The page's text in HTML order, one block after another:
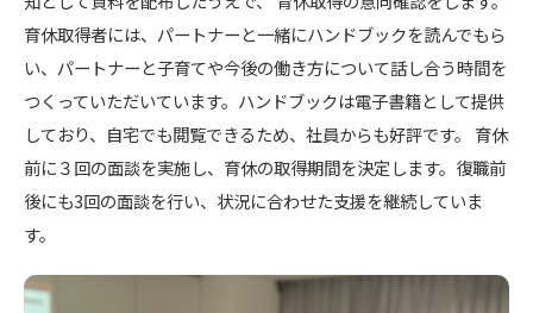
育休取得者には、パートナーと一緒にハンドブックを読んでもら
い、パートナーと子育てや今後の働き方について話し合う時間を
つくっていただいています。ハンドブックは電子書籍として提供
しており、自宅でも閲覧できるため、社員からも好評です。 育休
前に３回の面談を実施し、育休の取得期間を決定します。復職前
後にも3回の面談を行い、状況に合わせた支援を継続していま
す。